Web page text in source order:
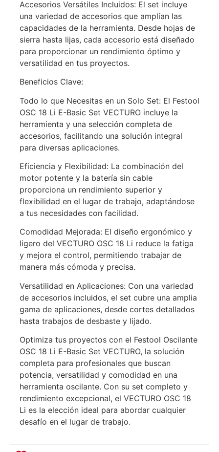
Accesorios Versátiles Incluidos: El set incluye
una variedad de accesorios que amplían las
capacidades de la herramienta. Desde hojas de
sierra hasta lijas, cada accesorio está diseñado
para proporcionar un rendimiento óptimo y
versatilidad en tus proyectos.
Beneficios Clave:
Todo lo que Necesitas en un Solo Set: El Festool
OSC 18 Li E-Basic Set VECTURO incluye la
herramienta y una selección completa de
accesorios, facilitando una solución integral
para diversas aplicaciones.
Eficiencia y Flexibilidad: La combinación del
motor potente y la batería sin cable
proporciona un rendimiento superior y
flexibilidad en el lugar de trabajo, adaptándose
a tus necesidades con facilidad.
Comodidad Mejorada: El diseño ergonómico y
ligero del VECTURO OSC 18 Li reduce la fatiga
y mejora el control, permitiendo trabajar de
manera más cómoda y precisa.
Versatilidad en Aplicaciones: Con una variedad
de accesorios incluidos, el set cubre una amplia
gama de aplicaciones, desde cortes detallados
hasta trabajos de desbaste y lijado.
Optimiza tus proyectos con el Festool Oscilante
OSC 18 Li E-Basic Set VECTURO, la solución
completa para profesionales que buscan
potencia, versatilidad y comodidad en una
herramienta oscilante. Con su set completo y
rendimiento excepcional, el VECTURO OSC 18
Li es la elección ideal para abordar cualquier
desafío en el lugar de trabajo.